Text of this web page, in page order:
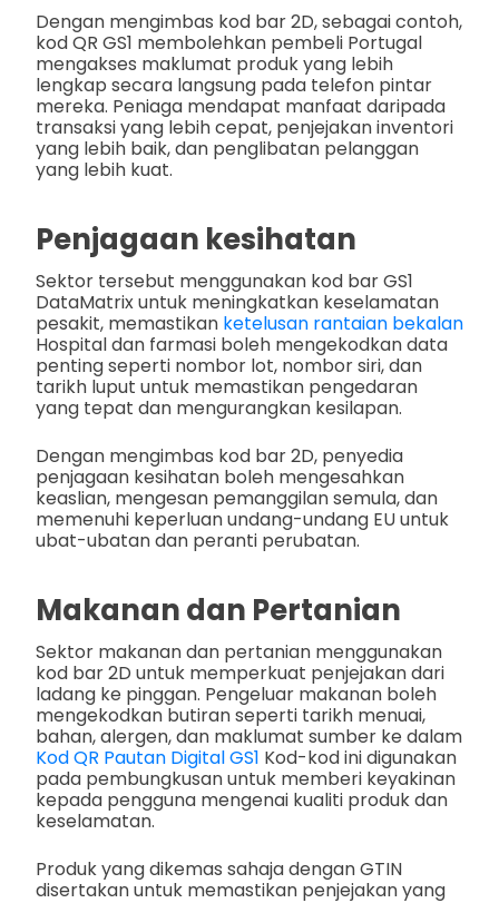
Dengan mengimbas kod bar 2D, sebagai contoh,
kod QR GS1 membolehkan pembeli Portugal
mengakses maklumat produk yang lebih
lengkap secara langsung pada telefon pintar
mereka. Peniaga mendapat manfaat daripada
transaksi yang lebih cepat, penjejakan inventori
yang lebih baik, dan penglibatan pelanggan
yang lebih kuat.
Penjagaan kesihatan
Sektor tersebut menggunakan kod bar GS1
DataMatrix untuk meningkatkan keselamatan
pesakit, memastikan ketelusan rantaian bekalan
Hospital dan farmasi boleh mengekodkan data
penting seperti nombor lot, nombor siri, dan
tarikh luput untuk memastikan pengedaran
yang tepat dan mengurangkan kesilapan.
Dengan mengimbas kod bar 2D, penyedia
penjagaan kesihatan boleh mengesahkan
keaslian, mengesan pemanggilan semula, dan
memenuhi keperluan undang-undang EU untuk
ubat-ubatan dan peranti perubatan.
Makanan dan Pertanian
Sektor makanan dan pertanian menggunakan
kod bar 2D untuk memperkuat penjejakan dari
ladang ke pinggan. Pengeluar makanan boleh
mengekodkan butiran seperti tarikh menuai,
bahan, alergen, dan maklumat sumber ke dalam
Kod QR Pautan Digital GS1 Kod-kod ini digunakan
pada pembungkusan untuk memberi keyakinan
kepada pengguna mengenai kualiti produk dan
keselamatan.
Produk yang dikemas sahaja dengan GTIN
disertakan untuk memastikan penjejakan yang